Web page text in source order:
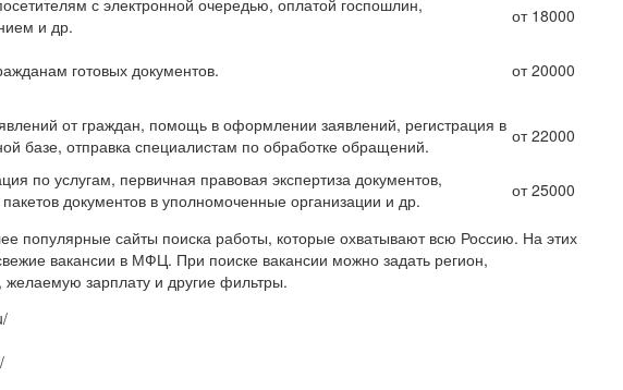
с электронной очередью, оплатой госпошлин,
и др.
от 18000
готовых документов.
от 20000
от граждан, помощь в оформлении заявлений, регистрация в
базе, отправка специалистам по обработке обращений.
от 22000
по услугам, первичная правовая экспертиза документов,
документов в уполномоченные организации и др.
от 25000
популярные сайты поиска работы, которые охватывают всю Россию. На этих
вакансии в МФЦ. При поиске вакансии можно задать регион,
зарплату и другие фильтры.